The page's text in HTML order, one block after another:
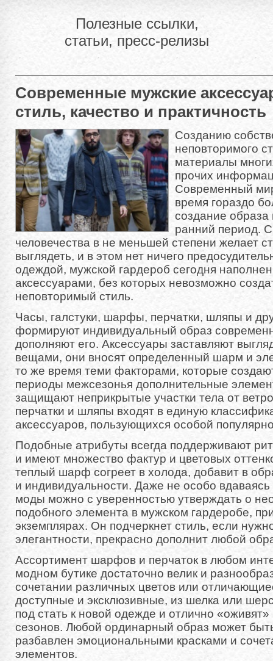
Полезные ссылки,
статьи, пресс-релизы
Современные мужские
стиль, качество и практичность
Созданию
неповторимого
материалы
прочих
Современный
время гораздо
создание
ранний период.
человечества в не меньшей степени желает
выглядеть, и в этом нет ничего
одеждой, мужской гардероб сегодня
аксессуарами, без которых невозможно
неповторимый стиль.
Часы, галстуки, шарфы, перчатки, шляпы и
формируют индивидуальный образ
дополняют его. Аксессуары заставляют
вещами, они вносят определенный шарм и
то же время теми факторами, которые
периоды межсезонья дополнительные
защищают неприкрытые участки тела от
перчатки и шляпы входят в единую
аксессуаров, пользующихся особой
Подобные атрибуты всегда поддерживают
и имеют множество фактур и цветовых
теплый шарф согреет в холода, добавит в
и индивидуальности. Даже не особо вдаваясь
моды можно с уверенностью утверждать о
подобного элемента в мужском гардеробе,
экземплярах. Он подчеркнет стиль, если
элегантности, прекрасно дополнит любой
Ассортимент шарфов и перчаток в любом
модном бутике достаточно велик и
сочетании различных цветов или
доступные и эксклюзивные, из шелка или
под стать к новой одежде и отлично
сезонов. Любой ординарный образ может
разбавлен эмоциональными красками и
элементов.